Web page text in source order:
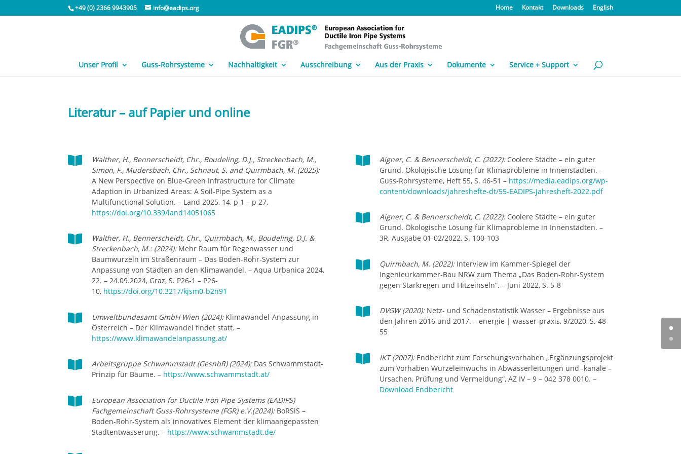
+49 (0) 2366 9943905 info@eadips.org Home Kontakt Downloads English
Unser Profil Guss-Rohrsysteme Nachhaltigkeit Ausschreibung Aus der Praxis Dokumente Service + Support
Literatur – auf Papier und online

Walther, H., Bennerscheidt, Chr., Boudeling, D.J., Streckenbach, M.,
Simon, F., Mudersbach, Chr., Schnaut, S. and Quirmbach, M. (2025):
A New Perspective on Blue-Green Infrastructure for Climate
Adaption in Urbanized Areas: A Soil-Pipe System as a
Multifunctional Solution. – Land 2025, 14, p 1 – p 27,
https://doi.org/10.339/land14051065

Walther, H., Bennerscheidt, Chr., Quirmbach, M., Boudeling, D.J. &
Streckenbach, M.: (2024):Mehr Raum für Regenwasser und
Baumwurzeln im Straßenraum – Das Boden-Rohr-System zur
Anpassung von Städten an den Klimawandel. – Aqua Urbanica 2024,
22. – 24.09.2024, Graz, S. P26-1 – P26-
10, https://doi.org/10.3217/kjsm0-b2n91
 Umweltbundesamt GmbH Wien (2024):Klimawandel-Anpassung in
Österreich – Der Klimawandel findet statt. –
https://www.klimawandelanpassung.at/
 Arbeitsgruppe Schwammstadt (GesnbR) (2024):Das Schwammstadt-
Prinzip für Bäume. – https://www.schwammstadt.at/

European Association for Ductile Iron Pipe Systems (EADIPS)
Fachgemeinschaft Guss-Rohrsysteme (FGR) e.V.(2024):BoRSiS –
Boden-Rohr-System als innovatives Element der klimaangepassten
Stadtentwässerung. – https://www.schwammstadt.de/
 Aigner, C. & Bennerscheidt, C. (2022): Coolere Städte – ein guter
Grund. Ökologische Lösung für Klimaprobleme in Innenstädten. –
Guss-Rohrsysteme, Heft 55, S. 46-51 – https://media.eadips.org/wp-
content/downloads/jahreshefte-dt/55-EADIPS-Jahresheft-2022.pdf
 Aigner, C. & Bennerscheidt, C. (2022): Coolere Städte – ein guter
Grund. Ökologische Lösung für Klimaprobleme in Innenstädten. –
3R, Ausgabe 01-02/2022, S. 100-103
 Quirmbach, M. (2022):Interview im Kammer-Spiegel der
Ingenieurkammer-Bau NRW zum Thema „Das Boden-Rohr-System
gegen Starkregen und Hitzeinseln“. – Juni 2022, S. 5-8
 DVGW (2020):Netz- und Schadenstatistik Wasser – Ergebnisse aus
den Jahren 2016 und 2017. – energie | wasser-praxis, 9/2020, S. 48-
55
 IKT (2007): Endbericht zum Forschungsvorhaben „Ergänzungsprojekt
zum Vorhaben Wurzeleinwuchs in Abwasserleitungen und -kanäle –
Ursachen, Prüfung und Vermeidung“, AZ IV – 9 – 042 378 0010. –
Download Endbericht